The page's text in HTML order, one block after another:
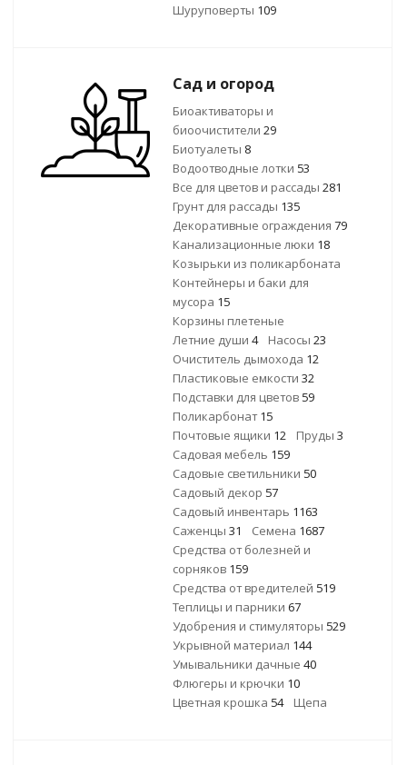
Шуруповерты 109
Сад и огород
Биоактиваторы и
биоочистители 29
Биотуалеты 8
Водоотводные лотки 53
Все для цветов и рассады 281
Грунт для рассады 135
Декоративные ограждения 79
Канализационные люки 18
Козырьки из поликарбоната
Контейнеры и баки для
мусора 15
Корзины плетеные
Летние души 4 Насосы 23
Очиститель дымохода 12
Пластиковые емкости 32
Подставки для цветов 59
Поликарбонат15
Почтовые ящики 12 Пруды 3
Садовая мебель 159
Садовые светильники 50
Садовый декор 57
Садовый инвентарь 1163
Саженцы 31 Семена 1687
Средства от болезней и
сорняков 159
Средства от вредителей 519
Теплицы и парники 67
Удобрения и стимуляторы 529
Укрывной материал 144
Умывальники дачные 40
Флюгеры и крючки 10
Цветная крошка 54 Щепа